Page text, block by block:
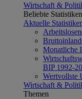
Wirtschaft &
Beliebte Statistiken
Aktuelle
Monatliche
BIP 1992-
Wertvollste
Wirtschaft &
Themen